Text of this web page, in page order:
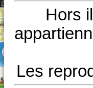
Hors
Les